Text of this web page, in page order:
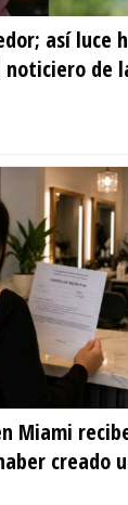
así luce
de
Miami
creado